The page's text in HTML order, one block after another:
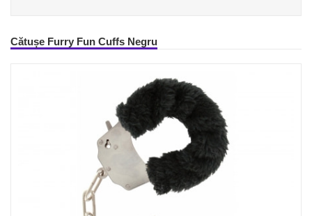
Cătușe Furry Fun Cuffs Negru